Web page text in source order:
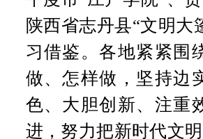
陕西省志丹县“文明
习借鉴。各地紧紧围
做、怎样做，坚持边
色、大胆创新、注重
进，努力把新时代文